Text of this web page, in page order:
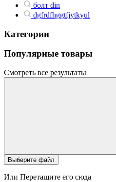
болт din
dgfrdfhggtfjytkyul
Категории
Популярные товары
Смотреть все результаты
Выберите файл
Или Перетащите его сюда